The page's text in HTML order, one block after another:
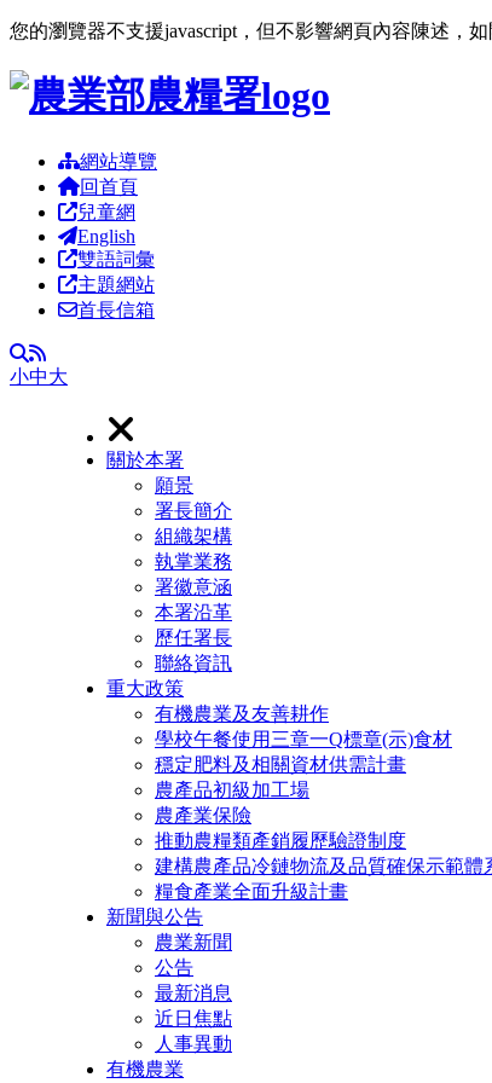
您的瀏覽器不支援javascript，但不影響網頁內容陳述，
跳到主要內容區塊
網站導覽
回首頁
兒童網
English
雙語詞彙
主題網站
首長信箱
全文檢索
RSS
小中大
關於本署
願景
署長簡介
組織架構
執掌業務
署徽意涵
本署沿革
歷任署長
聯絡資訊
重大政策
有機農業及友善耕作
學校午餐使用三章一Q標章(示)食材
穩定肥料及相關資材供需計畫
農產品初級加工場
農產業保險
推動農糧類產銷履歷驗證制度
建構農產品冷鏈物流及品質確保示範體
糧食產業全面升級計畫
新聞與公告
農業新聞
公告
最新消息
近日焦點
人事異動
有機農業